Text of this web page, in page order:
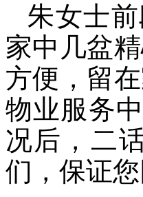
朱女士
家中几盆
方便，留
物业服务
况后，二
们，保证